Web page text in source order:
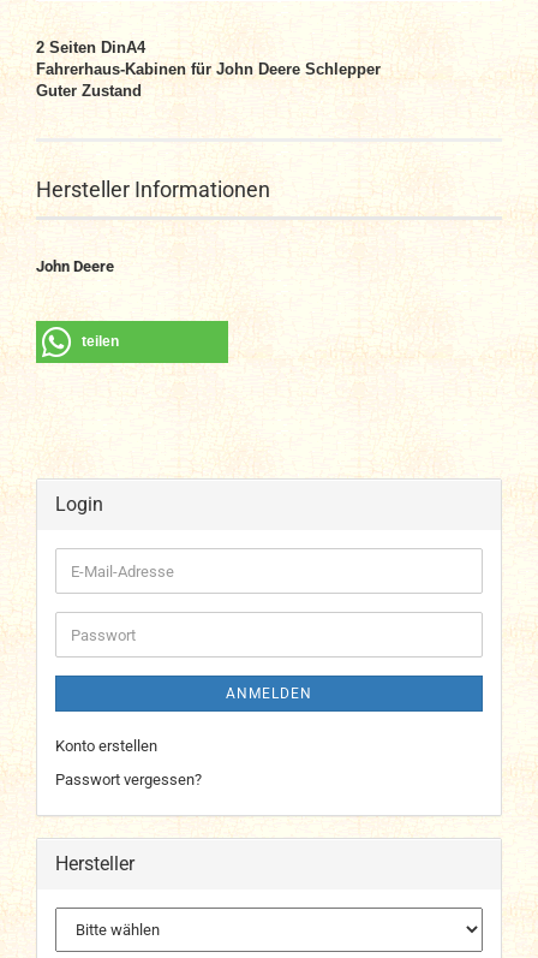
2 Seiten DinA4
Fahrerhaus-Kabinen für John Deere Schlepper
Guter Zustand
Hersteller Informationen
John Deere
teilen
Login
E-
Mail-
Adresse
Passwort
ANMELDEN
Konto erstellen
Passwort vergessen?
Hersteller